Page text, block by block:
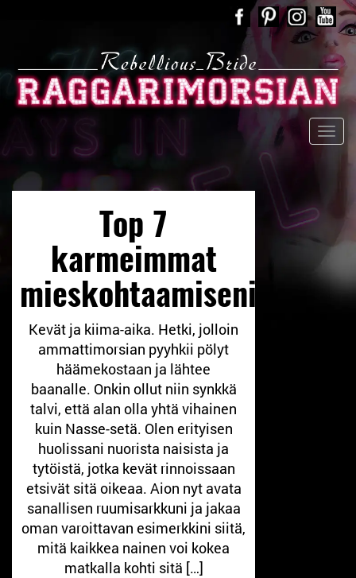
Top 7
karmeimmat
mieskohtaamiseni
Kevät ja kiima-aika. Hetki, jolloin
ammattimorsian pyyhkii pölyt
häämekostaan ja lähtee
baanalle. Onkin ollut niin synkkä
talvi, että alan olla yhtä vihainen
kuin Nasse-setä. Olen erityisen
huolissani nuorista naisista ja
tytöistä, jotka kevät rinnoissaan
etsivät sitä oikeaa. Aion nyt avata
sanallisen ruumisarkkuni ja jakaa
oman varoittavan esimerkkini siitä,
mitä kaikkea nainen voi kokea
matkalla kohti sitä […]